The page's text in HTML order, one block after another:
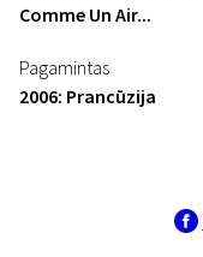
Comme Un Air...
Pagamintas
2006: Prancūzija